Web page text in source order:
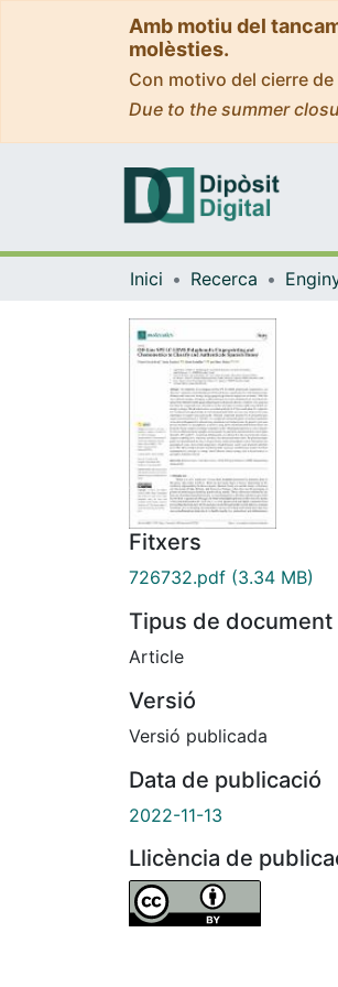
Amb motiu del
molèsties.
Con motivo del cierre
Due to the summer
Inici Recerca
Fitxers
726732.pdf (3.34 MB)
Tipus de document
Article
Versió
Versió publicada
Data de publicació
2022-11-13
Llicència de